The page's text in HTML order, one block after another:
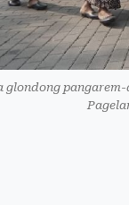
glondong